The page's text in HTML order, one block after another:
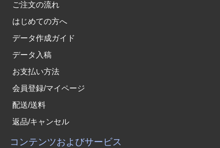
ご注文の流れ
はじめての方へ
データ作成ガイド
データ入稿
お支払い方法
会員登録/マイページ
配送/送料
返品/キャンセル
コンテンツおよびサービス